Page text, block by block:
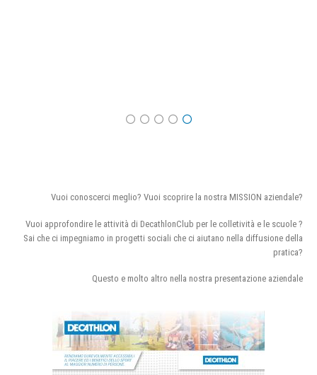
Vuoi conoscerci meglio? Vuoi scoprire la nostra MISSION aziendale?
Vuoi approfondire le attività di DecathlonClub per le colletività e le scuole ?
Sai che ci impegniamo in progetti sociali che ci aiutano nella diffusione della
pratica?
Questo e molto altro nella nostra presentazione aziendale